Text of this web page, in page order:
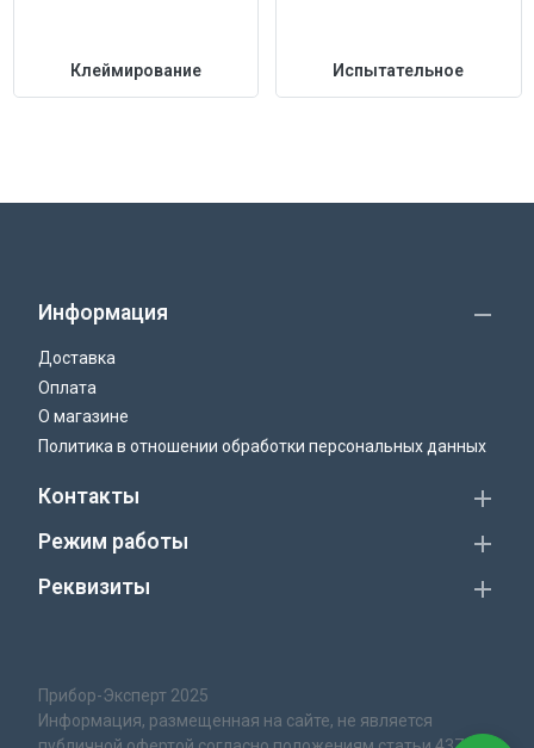
Клеймирование Испытательное
Информация
Доставка
Оплата
О магазине
Политика в отношении обработки персональных данных
Контакты
Режим работы
Реквизиты
Прибор-Эксперт 2025
Информация, размещенная на сайте, не является